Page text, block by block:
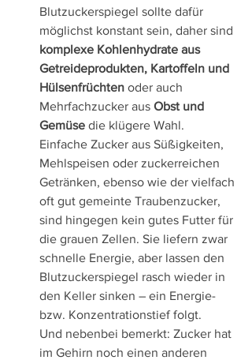
Blutzuckerspiegel sollte dafür
möglichst konstant sein, daher sind
komplexe Kohlenhydrate aus
Getreideprodukten, Kartoffeln und
Hülsenfrüchten oder auch
Mehrfachzucker aus Obst und
Gemüse die klügere Wahl.
Einfache Zucker aus Süßigkeiten,
Mehlspeisen oder zuckerreichen
Getränken, ebenso wie der vielfach
oft gut gemeinte Traubenzucker,
sind hingegen kein gutes Futter für
die grauen Zellen. Sie liefern zwar
schnelle Energie, aber lassen den
Blutzuckerspiegel rasch wieder in
den Keller sinken – ein Energie-
bzw. Konzentrationstief folgt.
Und nebenbei bemerkt: Zucker hat
im Gehirn noch einen anderen